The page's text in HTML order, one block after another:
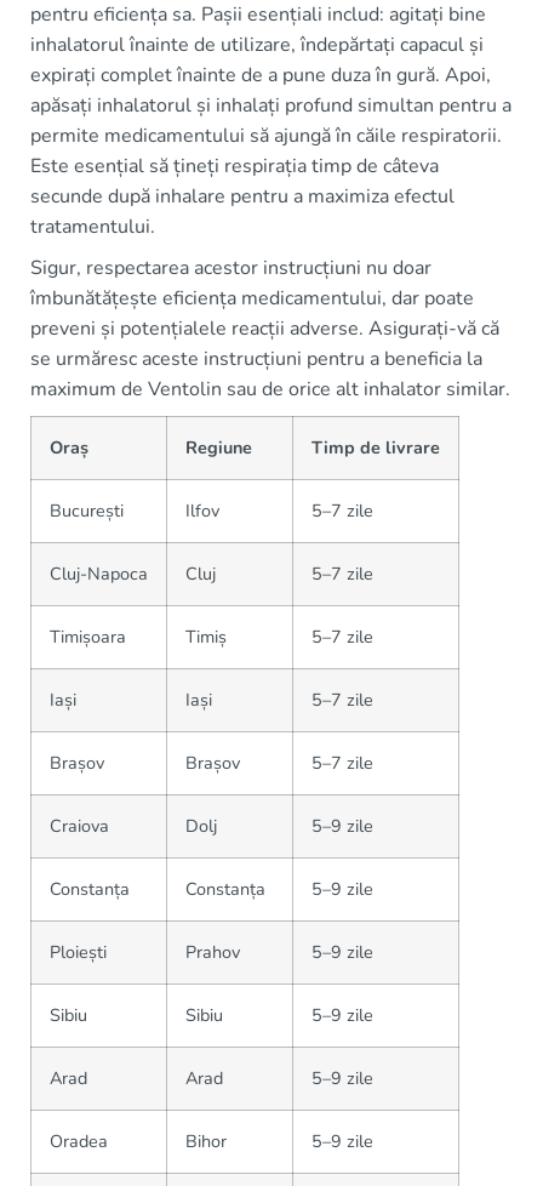
pentru eficiența sa. Pașii esențiali includ: agitați bine
inhalatorul înainte de utilizare, îndepărtați capacul și
expirați complet înainte de a pune duza în gură. Apoi,
apăsați inhalatorul și inhalați profund simultan pentru a
permite medicamentului să ajungă în căile respiratorii.
Este esențial să țineți respirația timp de câteva
secunde după inhalare pentru a maximiza efectul
tratamentului.
Sigur, respectarea acestor instrucțiuni nu doar
îmbunătățește eficiența medicamentului, dar poate
preveni și potențialele reacții adverse. Asigurați-vă că
se urmăresc aceste instrucțiuni pentru a beneficia la
maximum de Ventolin sau de orice alt inhalator similar.
Oraș Regiune Timp de livrare
București Ilfov 5–7 zile
Cluj-Napoca Cluj 5–7 zile
Timișoara Timiș 5–7 zile
Iași Iași 5–7 zile
Brașov Brașov 5–7 zile
Craiova Dolj 5–9 zile
Constanța Constanța 5–9 zile
Ploiești Prahov 5–9 zile
Sibiu Sibiu 5–9 zile
Arad Arad 5–9 zile
Oradea Bihor 5–9 zile